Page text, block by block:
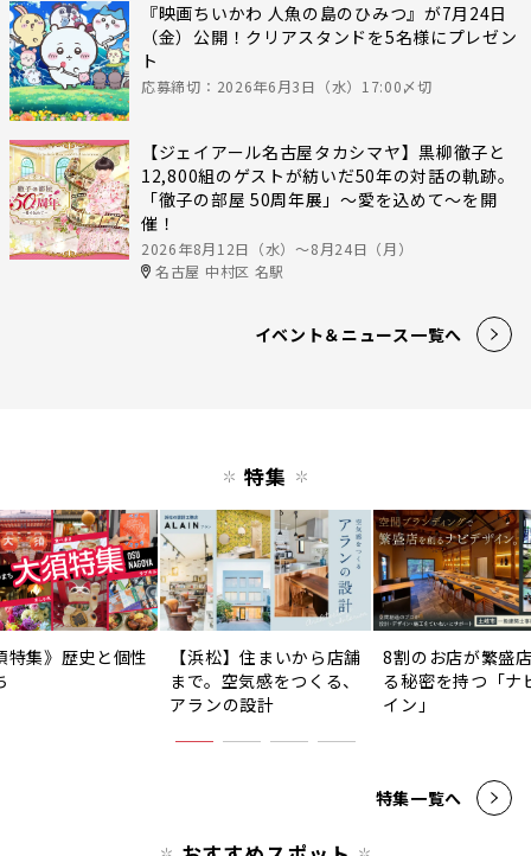
『映画ちいかわ 人魚の島のひみつ』が7月24日
（金）公開！クリアスタンドを5名様にプレゼン
ト
応募締切：2026年6月3日（水）17:00〆切
【ジェイアール名古屋タカシマヤ】黒柳徹子と
12,800組のゲストが紡いだ50年の対話の軌跡。
「徹子の部屋 50周年展」～愛を込めて～を開
催！
2026年8月12日（水）〜8月24日（月）
名古屋 中村区 名駅
イベント＆ニュース一覧へ
特集
特集》歴史と個性
【浜松】住まいから店舗
まで。空気感をつくる、
アランの設計
8割のお店が繁盛
る秘密を持つ「ナ
イン」
特集一覧へ